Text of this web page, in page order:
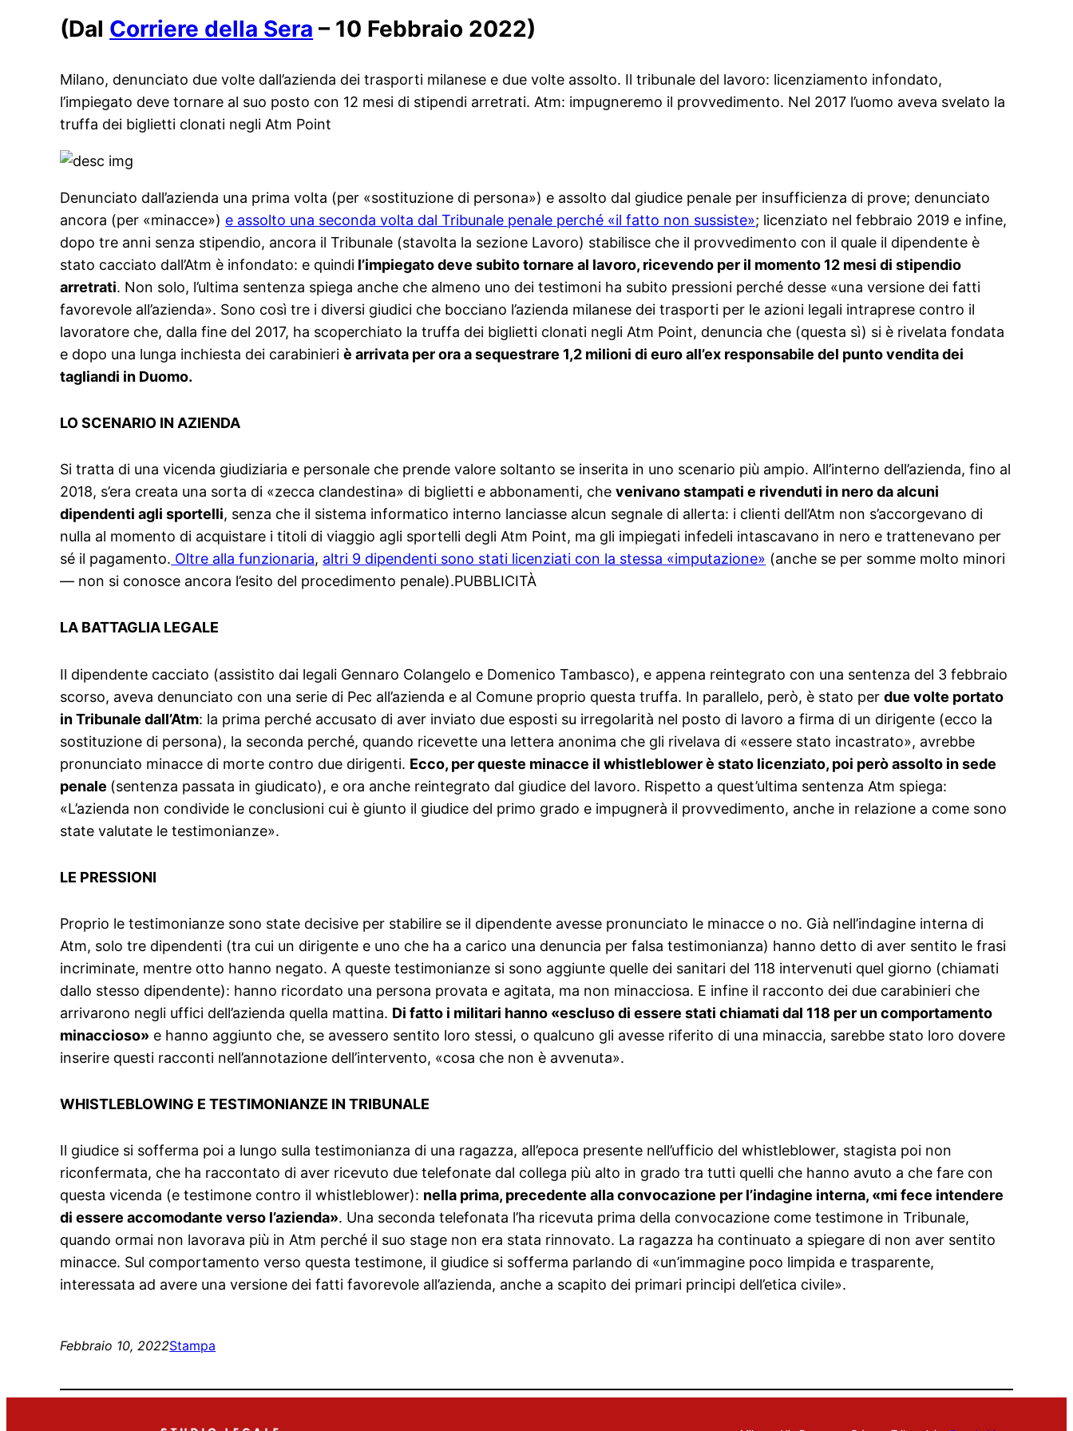
(Dal Corriere della Sera – 10 Febbraio 2022)
Milano, denunciato due volte dall’azienda dei trasporti milanese e due volte assolto. Il tribunale del lavoro: licenziamento infondato,
l’impiegato deve tornare al suo posto con 12 mesi di stipendi arretrati. Atm: impugneremo il provvedimento. Nel 2017 l’uomo aveva svelato la
truffa dei biglietti clonati negli Atm Point
Denunciato dall’azienda una prima volta (per «sostituzione di persona») e assolto dal giudice penale per insufficienza di prove; denunciato
ancora (per «minacce») e assolto una seconda volta dal Tribunale penale perché «il fatto non sussiste»; licenziato nel febbraio 2019 e infine,
dopo tre anni senza stipendio, ancora il Tribunale (stavolta la sezione Lavoro) stabilisce che il provvedimento con il quale il dipendente è
stato cacciato dall’Atm è infondato: e quindi l’impiegato deve subito tornare al lavoro, ricevendo per il momento 12 mesi di stipendio
arretrati. Non solo, l’ultima sentenza spiega anche che almeno uno dei testimoni ha subito pressioni perché desse «una versione dei fatti
favorevole all’azienda». Sono così tre i diversi giudici che bocciano l’azienda milanese dei trasporti per le azioni legali intraprese contro il
lavoratore che, dalla fine del 2017, ha scoperchiato la truffa dei biglietti clonati negli Atm Point, denuncia che (questa sì) si è rivelata fondata
e dopo una lunga inchiesta dei carabinieriè arrivata per ora a sequestrare 1,2 milioni di euro all’ex responsabile del punto vendita dei
tagliandi in Duomo.
LO SCENARIO IN AZIENDA
Si tratta di una vicenda giudiziaria e personale che prende valore soltanto se inserita in uno scenario più ampio. All’interno dell’azienda, fino al
2018, s’era creata una sorta di «zecca clandestina» di biglietti e abbonamenti, chevenivano stampati e rivenduti in nero da alcuni
dipendenti agli sportelli, senza che il sistema informatico interno lanciasse alcun segnale di allerta: i clienti dell’Atm non s’accorgevano di
nulla al momento di acquistare i titoli di viaggio agli sportelli degli Atm Point, ma gli impiegati infedeli intascavano in nero e trattenevano per
sé il pagamento. Oltre alla funzionaria, altri 9 dipendenti sono stati licenziati con la stessa «imputazione» (anche se per somme molto minori
— non si conosce ancora l’esito del procedimento penale).PUBBLICITÀ
LA BATTAGLIA LEGALE
Il dipendente cacciato (assistito dai legali Gennaro Colangelo e Domenico Tambasco), e appena reintegrato con una sentenza del 3 febbraio
scorso, aveva denunciato con una serie di Pec all’azienda e al Comune proprio questa truffa. In parallelo, però, è stato perdue volte portato
in Tribunale dall’Atm: la prima perché accusato di aver inviato due esposti su irregolarità nel posto di lavoro a firma di un dirigente (ecco la
sostituzione di persona), la seconda perché, quando ricevette una lettera anonima che gli rivelava di «essere stato incastrato», avrebbe
pronunciato minacce di morte contro due dirigenti. Ecco, per queste minacce il whistleblower è stato licenziato, poi però assolto in sede
penale (sentenza passata in giudicato), e ora anche reintegrato dal giudice del lavoro. Rispetto a quest’ultima sentenza Atm spiega:
«L’azienda non condivide le conclusioni cui è giunto il giudice del primo grado e impugnerà il provvedimento, anche in relazione a come sono
state valutate le testimonianze».
LE PRESSIONI
Proprio le testimonianze sono state decisive per stabilire se il dipendente avesse pronunciato le minacce o no. Già nell’indagine interna di
Atm, solo tre dipendenti (tra cui un dirigente e uno che ha a carico una denuncia per falsa testimonianza) hanno detto di aver sentito le frasi
incriminate, mentre otto hanno negato. A queste testimonianze si sono aggiunte quelle dei sanitari del 118 intervenuti quel giorno (chiamati
dallo stesso dipendente): hanno ricordato una persona provata e agitata, ma non minacciosa. E infine il racconto dei due carabinieri che
arrivarono negli uffici dell’azienda quella mattina. Di fatto i militari hanno «escluso di essere stati chiamati dal 118 per un comportamento
minaccioso» e hanno aggiunto che, se avessero sentito loro stessi, o qualcuno gli avesse riferito di una minaccia, sarebbe stato loro dovere
inserire questi racconti nell’annotazione dell’intervento, «cosa che non è avvenuta».
WHISTLEBLOWING E TESTIMONIANZE IN TRIBUNALE
Il giudice si sofferma poi a lungo sulla testimonianza di una ragazza, all’epoca presente nell’ufficio del whistleblower, stagista poi non
riconfermata, che ha raccontato di aver ricevuto due telefonate dal collega più alto in grado tra tutti quelli che hanno avuto a che fare con
questa vicenda (e testimone contro il whistleblower): nella prima, precedente alla convocazione per l’indagine interna, «mi fece intendere
di essere accomodante verso l’azienda». Una seconda telefonata l’ha ricevuta prima della convocazione come testimone in Tribunale,
quando ormai non lavorava più in Atm perché il suo stage non era stata rinnovato. La ragazza ha continuato a spiegare di non aver sentito
minacce. Sul comportamento verso questa testimone, il giudice si sofferma parlando di «un’immagine poco limpida e trasparente,
interessata ad avere una versione dei fatti favorevole all’azienda, anche a scapito dei primari principi dell’etica civile».
Febbraio 10, 2022Stampa